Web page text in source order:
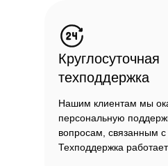
Круглосуточная
техподдержка
Нашим клиентам мы
персональную
вопросам, связанным с
Техподдержка